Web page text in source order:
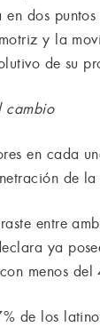
en dos
y la
de su
cambio
en cada
de
entre
ya
menos
de los